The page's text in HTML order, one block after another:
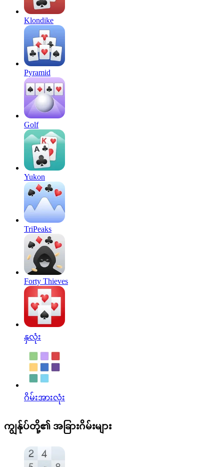
Klondike
Pyramid
Golf
Yukon
TriPeaks
Forty Thieves
နှလုံး
ဂိမ်းအားလုံး
ကျွန်ုပ်တို့၏ အခြားဂိမ်းများ